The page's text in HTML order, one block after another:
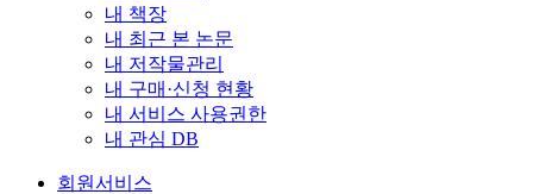
내 책장
내 최근 본 논문
내 저작물관리
내 구매·신청 현황
내 서비스 사용권한
내 관심 DB
회원서비스